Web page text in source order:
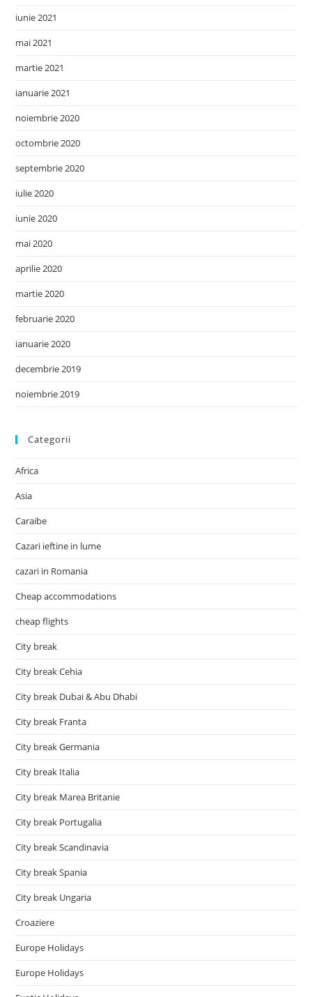
iunie 2021
mai 2021
martie 2021
ianuarie 2021
noiembrie 2020
octombrie 2020
septembrie 2020
iulie 2020
iunie 2020
mai 2020
aprilie 2020
martie 2020
februarie 2020
ianuarie 2020
decembrie 2019
noiembrie 2019
Categorii
Africa
Asia
Caraibe
Cazari ieftine in lume
cazari in Romania
Cheap accommodations
cheap flights
City break
City break Cehia
City break Dubai & Abu Dhabi
City break Franta
City break Germania
City break Italia
City break Marea Britanie
City break Portugalia
City break Scandinavia
City break Spania
City break Ungaria
Croaziere
Europe Holidays
Europe Holidays